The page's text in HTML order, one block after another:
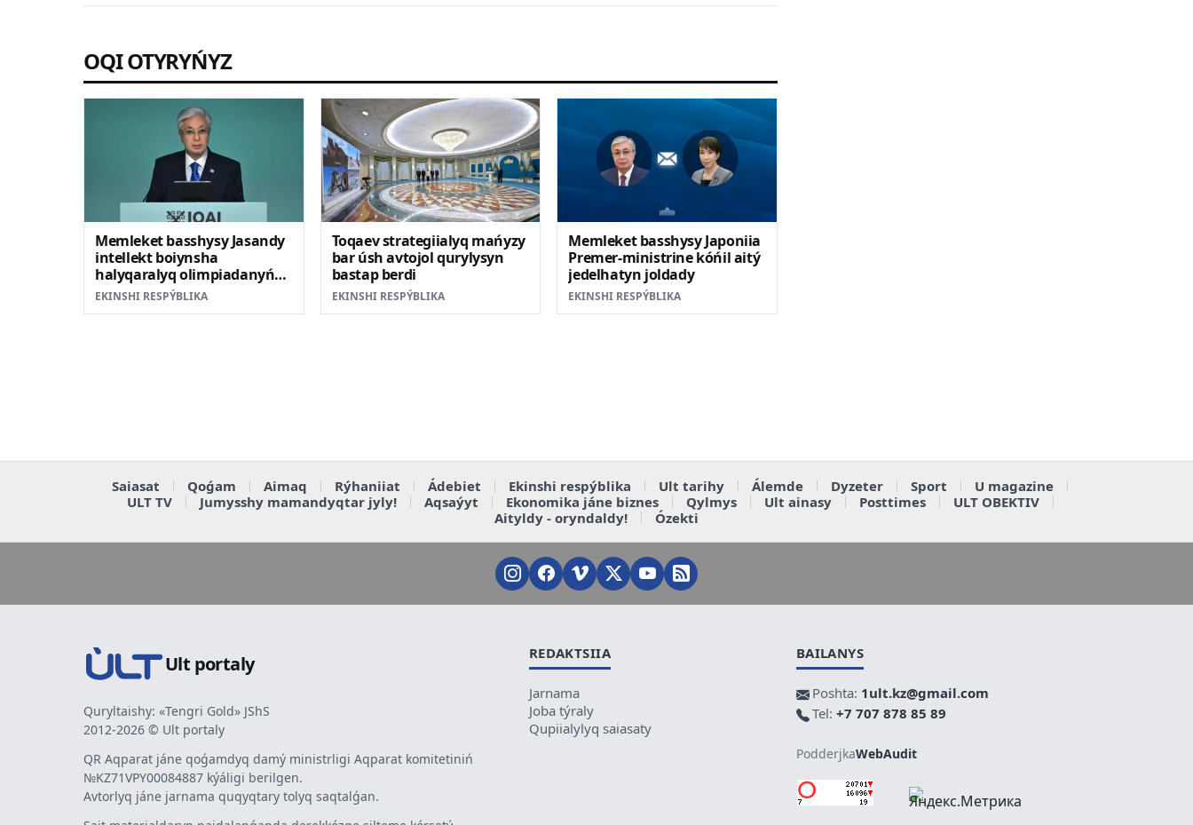
OQI OTYRYŃYZ
Memleket basshysy Jasandy
intellekt boiynsha
halyqaralyq olimpiadanyń
ashylý saltanatyna qatysty
EKINSHI RESPÝBLIKA
Toqaev strategiialyq mańyzy
bar úsh avtojol qurylysyn
bastap berdi
EKINSHI RESPÝBLIKA
Memleket basshysy Japoniia
Premer-ministrine kóńil aitý
jedelhatyn joldady
EKINSHI RESPÝBLIKA
Saiasat Qoǵam Aimaq Rýhaniiat Ádebiet Ekinshi respýblika Ult tarihy Álemde Dyzeter Sport
U magazine
ULT TV
Jumysshy mamandyqtar jyly! Aqsaýyt Ekonomika jáne biznes Qylmys Ult ainasy Posttimes
ULT OBEKTIV
Aityldy - oryndaldy!
Ózekti
Ult portaly
Quryltaishy: «Tengri Gold» JShS
2012-2026 © Ult portaly
QR Aqparat jáne qoǵamdyq damý ministrligi Aqparat komitetiniń
№KZ71VPY00084887 kýáligi berilgen.
Avtorlyq jáne jarnama quqyqtary tolyq saqtalǵan.
REDAKTSIIA
Jarnama
Joba týraly
Qupiialylyq saiasaty
BAILANYS
Poshta: 1ult.kz@gmail.com
Tel: +7 707 878 85 89
PodderjkaWebAudit